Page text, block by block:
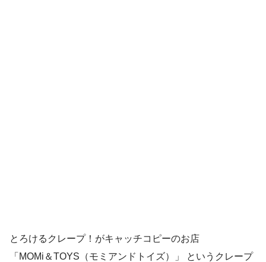
とろけるクレープ！がキャッチコピーのお店
「MOMi＆TOYS（モミアンドトイズ）」 というクレープ